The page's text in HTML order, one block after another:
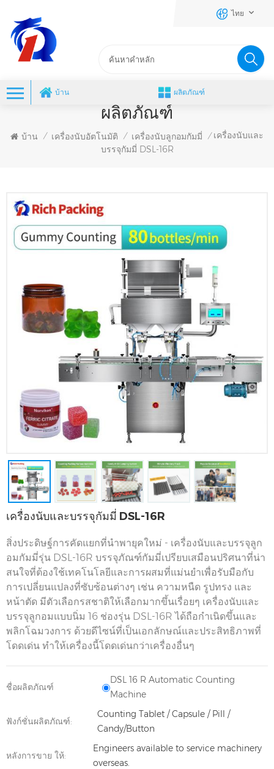
ไทย
บ้าน ผลิตภัณฑ์
ผลิตภัณฑ์
บ้าน / เครื่องนับอัตโนมัติ / เครื่องนับลูกอมกัมมี่ / เครื่องนับและ
บรรจุกัมมี่ DSL-16R
เครื่องนับและบรรจุกัมมี่ DSL-16R
สิ่งประดิษฐ์การคัดแยกที่นำพายุคใหม่ - เครื่องนับและบรรจุลูก
อมกัมมี่รุ่น DSL-16R บรรจุภัณฑ์กัมมี่เปรียบเสมือนปริศนาที่น่า
สนใจที่ต้องใช้เทคโนโลยีและการผสมที่แม่นยำเพื่อรับมือกับ
การเปลี่ยนแปลงที่ซับซ้อนต่างๆ เช่น ความหนืด รูปทรง และ
หน้าตัด มีตัวเลือกรสชาติให้เลือกมากขึ้นเรื่อยๆ เครื่องนับและ
บรรจุลูกอมแบบนิ่ม 16 ช่องรุ่น DSL-16R ได้ถือกำเนิดขึ้นและ
พลิกโฉมวงการ ด้วยดีไซน์ที่เป็นเอกลักษณ์และประสิทธิภาพที่
โดดเด่น ทำให้เครื่องนี้โดดเด่นกว่าเครื่องอื่นๆ
ชื่อผลิตภัณฑ์
DSL 16 R Automatic Counting
Machine
ฟังก์ชั่นผลิตภัณฑ์:
Counting Tablet / Capsule / Pill /
Candy/Button
หลังการขาย ให้:
Engineers available to service machinery
overseas.